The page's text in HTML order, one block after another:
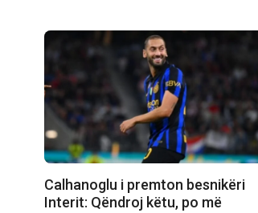
Calhanoglu i premton besnikëri
Interit: Qëndroj këtu, po më